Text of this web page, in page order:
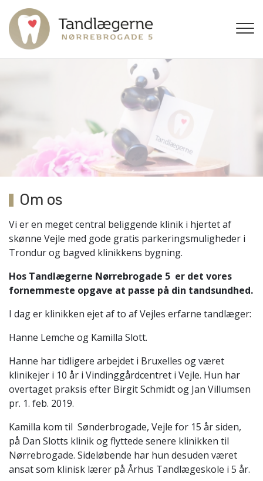
til
hovedindhold
Om os
Vi er en meget central beliggende klinik i hjertet af
skønne Vejle med gode gratis parkeringsmuligheder i
Trondur og bagved klinikkens bygning.
Hos Tandlægerne Nørrebrogade 5 er det vores
fornemmeste opgave at passe på din tandsundhed.
I dag er klinikken ejet af to af Vejles erfarne tandlæger:
Hanne Lemche og Kamilla Slott.
Hanne har tidligere arbejdet i Bruxelles og været
klinikejer i 10 år i Vindinggårdcentret i Vejle. Hun har
overtaget praksis efter Birgit Schmidt og Jan Villumsen
pr. 1. feb. 2019.
Kamilla kom til Sønderbrogade, Vejle for 15 år siden,
på Dan Slotts klinik og flyttede senere klinikken til
Nørrebrogade. Sideløbende har hun desuden været
ansat som klinisk lærer på Århus Tandlægeskole i 5 år.